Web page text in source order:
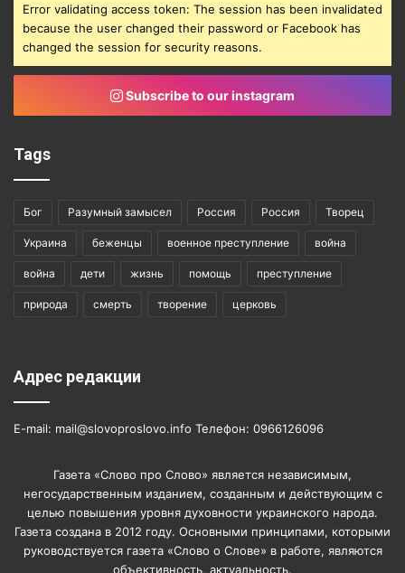
Error validating access token: The session has been invalidated
because the user changed their password or Facebook has
changed the session for security reasons.
Subscribe to our instagram
Tags
Бог Разумный замысел Россия Россия Творец
Украина беженцы военное преступление война
война дети жизнь помощь преступление
природа смерть творение церковь
Адрес редакции
E-mail: mail@slovoproslovo.info Телефон: 0966126096
Газета «Слово про Слово» является независимым,
негосударственным изданием, созданным и действующим с
целью повышения уровня духовности украинского народа.
Газета создана в 2012 году. Основными принципами, которыми
руководствуется газета «Слово о Слове» в работе, являются
объективность, актуальность.